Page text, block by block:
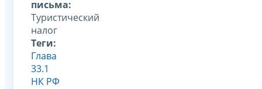
письма:
Туристический
налог
Теги:
Глава
33.1
НК РФ